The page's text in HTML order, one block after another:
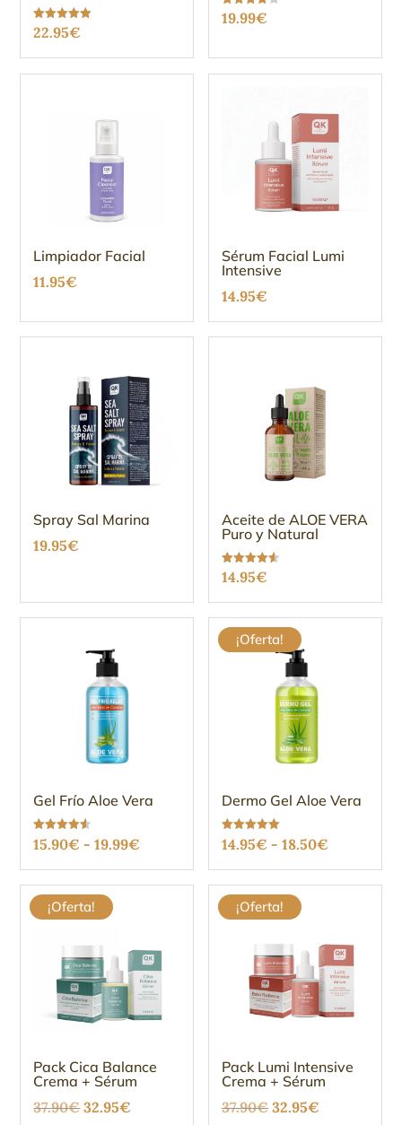
Valorado
con
de 5
22.95€
Valorado
con
19.99€
Limpiador Facial
11.95€
Sérum Facial Lumi
Intensive
14.95€
Spray Sal Marina
19.95€
Aceite de ALOE VERA
Puro y Natural
Valorado
con
de 5
14.95€
Gel Frío Aloe Vera
Valorado
con
de 5
15.90€ - 19.99€
de
precios:
hasta
19.99€
¡Oferta!
Dermo Gel Aloe Vera
Valorado
con
de 5
14.95€ - 18.50€
de
precios:
14.95€
hasta
18.50€
¡Oferta!
Pack Cica Balance
Crema + Sérum
37.90€El
32.95€
¡Oferta!
Pack Lumi Intensive
Crema + Sérum
37.90€ El
32.95€